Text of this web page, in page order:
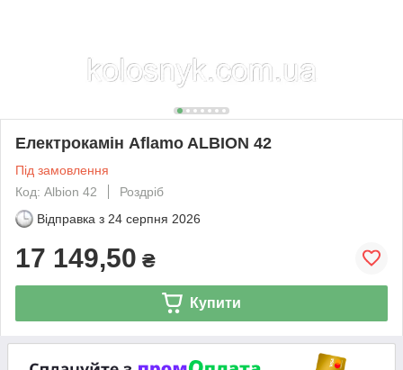
Електрокамін Aflamo ALBION 42
Під замовлення
Код: Albion 42
Роздріб
Відправка з 24 серпня 2026
17 149,50 ₴
Купити